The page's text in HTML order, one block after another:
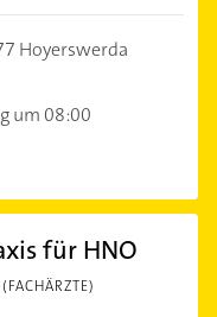
Hoyerswerda
um 08:00
für HNO